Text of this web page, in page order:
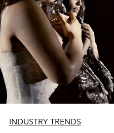
INDUSTRY TRENDS